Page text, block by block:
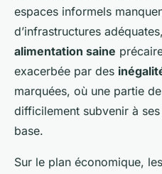
espaces informels
d’infrastructures
alimentation saine
exacerbée par des
marquées, où une partie
difficilement subvenir à
base.
Sur le plan économique, les